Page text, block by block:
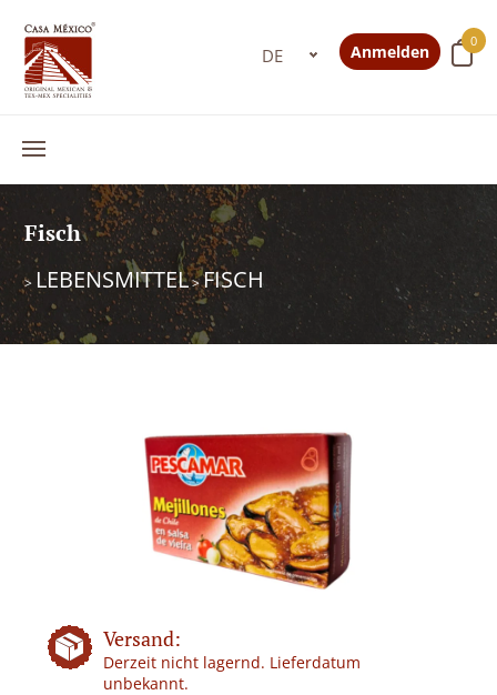
0
Anmelden
Fisch
> LEBENSMITTEL>FISCH
Versand:
Derzeit nicht lagernd. Lieferdatum
unbekannt.